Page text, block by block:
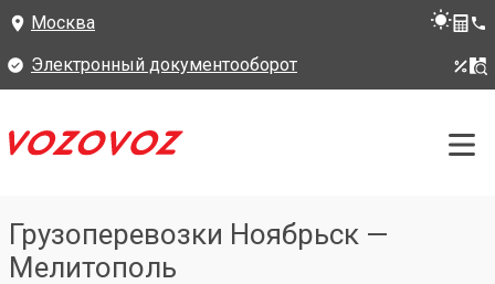
Москва
Электронный документооборот
Грузоперевозки Ноябрьск —
Мелитополь